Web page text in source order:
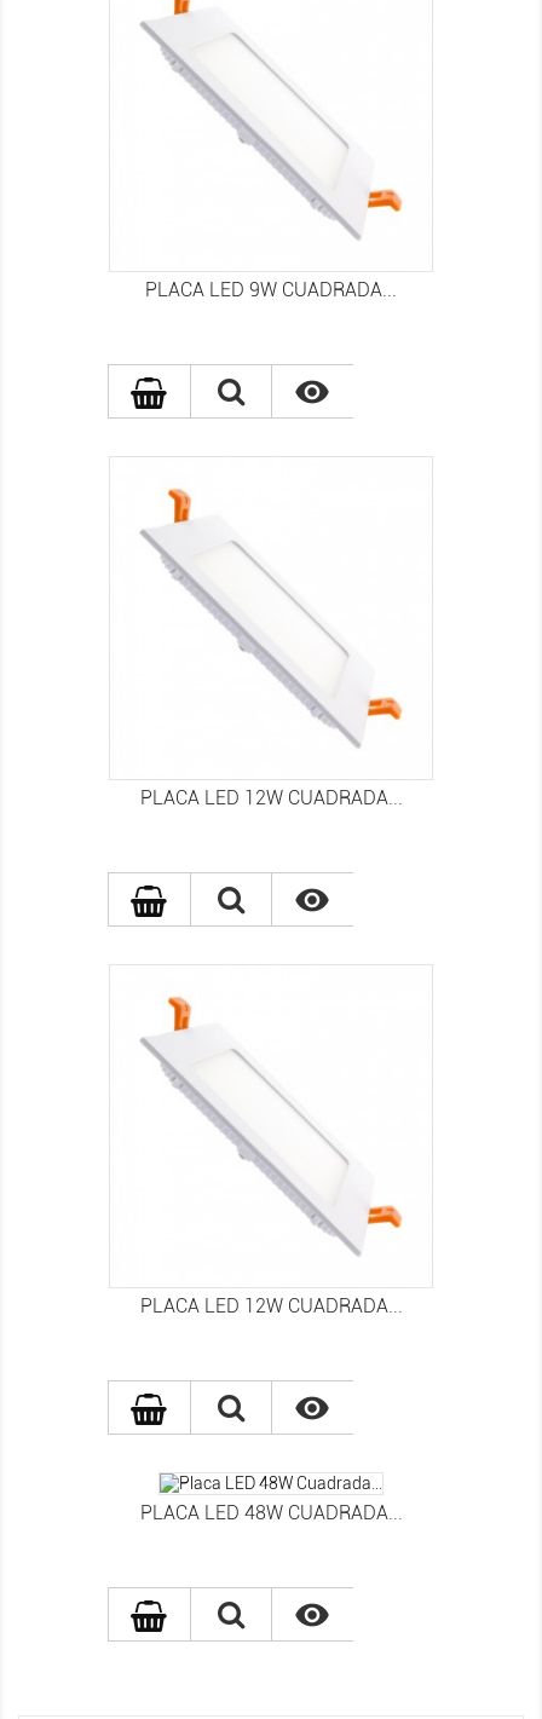
PLACA LED 9W CUADRADA...

PLACA LED 12W CUADRADA...

PLACA LED 12W CUADRADA...

PLACA LED 48W CUADRADA...
